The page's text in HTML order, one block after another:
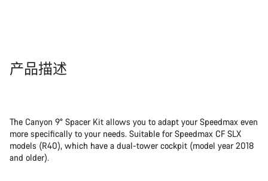
产品描述
The Canyon 9° Spacer Kit allows you to adapt your Speedmax even
more specifically to your needs. Suitable for Speedmax CF SLX
models (R40), which have a dual-tower cockpit (model year 2018
and older).